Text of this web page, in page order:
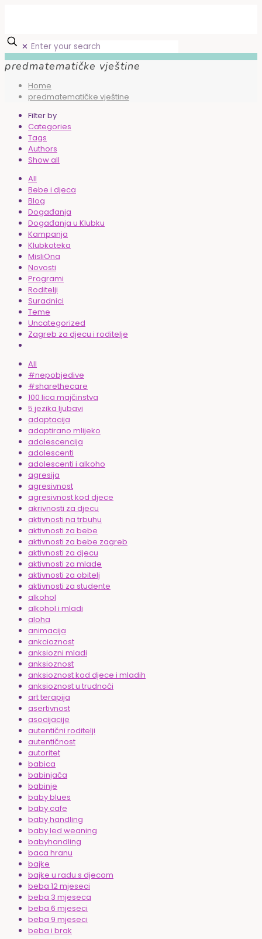
✕
predmatematičke vještine
Home
predmatematičke vještine
Filter by
Categories
Tags
Authors
Show all
All
Bebe i djeca
Blog
Događanja
Događanja u Klubku
Kampanja
Klubkoteka
MisliOna
Novosti
Programi
Roditelji
Suradnici
Teme
Uncategorized
Zagreb za djecu i roditelje
All
#nepobjedive
#sharethecare
100 lica majčinstva
5 jezika ljubavi
adaptacija
adaptirano mlijeko
adolescencija
adolescenti
adolescenti i alkoho
agresija
agresivnost
agresivnost kod djece
akrivnosti za djecu
aktivnosti na trbuhu
aktivnosti za bebe
aktivnosti za bebe zagreb
aktivnosti za djecu
aktivnosti za mlade
aktivnosti za obitelj
aktivnosti za studente
alkohol
alkohol i mladi
aloha
animacija
ankcioznost
anksiozni mladi
anksioznost
anksioznost kod djece i mladih
anksioznost u trudnoći
art terapija
asertivnost
asocijacije
autentični roditelji
autentičnost
autoritet
babica
babinjača
babinje
baby blues
baby cafe
baby handling
baby led weaning
babyhandling
baca hranu
bajke
bajke u radu s djecom
beba 12 mjeseci
beba 3 mjeseca
beba 6 mjeseci
beba 9 mjeseci
beba i brak